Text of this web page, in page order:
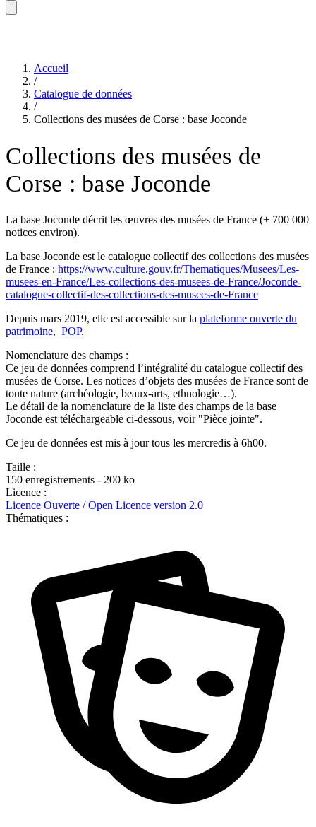
Accueil
/
Catalogue de données
/
Collections des musées de Corse : base Joconde
Collections des musées de
Corse : base Joconde
La base Joconde décrit les œuvres des musées de France (+ 700 000
notices environ).
La base Joconde est le catalogue collectif des collections des musées
de France : https://www.culture.gouv.fr/Thematiques/Musees/Les-
musees-en-France/Les-collections-des-musees-de-France/Joconde-
catalogue-collectif-des-collections-des-musees-de-France
Depuis mars 2019, elle est accessible sur la plateforme ouverte du
patrimoine, POP.
Nomenclature des champs :
Ce jeu de données comprend l’intégralité du catalogue collectif des
musées de Corse. Les notices d’objets des musées de France sont de
toute nature (archéologie, beaux-arts, ethnologie…).
Le détail de la nomenclature de la liste des champs de la base
Joconde est téléchargeable ci-dessous, voir "Pièce jointe".
Ce jeu de données est mis à jour tous les mercredis à 6h00.
Taille :
150 enregistrements - 200 ko
Licence :
Licence Ouverte / Open Licence version 2.0
Thématiques :